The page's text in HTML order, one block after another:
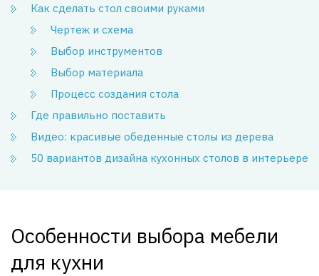
Как сделать стол своими руками
Чертеж и схема
Выбор инструментов
Выбор материала
Процесс создания стола
Где правильно поставить
Видео: красивые обеденные столы из дерева
50 вариантов дизайна кухонных столов в интерьере
Особенности выбора мебели
для кухни